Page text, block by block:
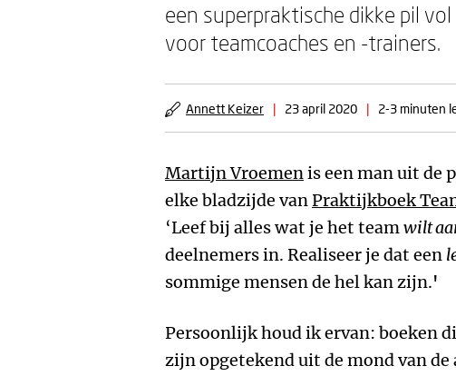
een superpraktische dikke pil
voor teamcoaches en -trainers.
Annett Keizer | 23 april 2020 | 2-3 minuten
Martijn Vroemenis een man uit de
elke bladzijde vanPraktijkboek
‘Leef bij alles wat je het teamwilt
deelnemers in. Realiseer je dat een
sommige mensen de hel kan zijn.'
Persoonlijk houd ik ervan: boeken
zijn opgetekend uit de mond van